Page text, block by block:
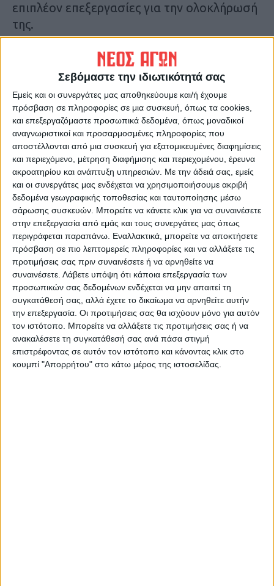
Σεβόμαστε την ιδιωτικότητά σας
Εμείς και οι συνεργάτες μας αποθηκεύουμε και/ή έχουμε
πρόσβαση σε πληροφορίες σε μια συσκευή, όπως τα cookies,
και επεξεργαζόμαστε προσωπικά δεδομένα, όπως μοναδικοί
αναγνωριστικοί και προσαρμοσμένες πληροφορίες που
αποστέλλονται από μια συσκευή για εξατομικευμένες διαφημίσεις
και περιεχόμενο, μέτρηση διαφήμισης και περιεχομένου, έρευνα
ακροατηρίου και ανάπτυξη υπηρεσιών. Με την άδειά σας, εμείς
και οι συνεργάτες μας ενδέχεται να χρησιμοποιήσουμε ακριβή
δεδομένα γεωγραφικής τοποθεσίας και ταυτοποίησης μέσω
σάρωσης συσκευών. Μπορείτε να κάνετε κλικ για να συναινέσετε
στην επεξεργασία από εμάς και τους συνεργάτες μας όπως
περιγράφεται παραπάνω. Εναλλακτικά, μπορείτε να αποκτήσετε
πρόσβαση σε πιο λεπτομερείς πληροφορίες και να αλλάξετε τις
προτιμήσεις σας πριν συναινέσετε ή να αρνηθείτε να
συναινέσετε. Λάβετε υπόψη ότι κάποια επεξεργασία των
προσωπικών σας δεδομένων ενδέχεται να μην απαιτεί τη
συγκατάθεσή σας, αλλά έχετε το δικαίωμα να αρνηθείτε αυτήν
την επεξεργασία. Οι προτιμήσεις σας θα ισχύουν μόνο για αυτόν
τον ιστότοπο. Μπορείτε να αλλάξετε τις προτιμήσεις σας ή να
ανακαλέσετε τη συγκατάθεσή σας ανά πάσα στιγμή
επιστρέφοντας σε αυτόν τον ιστότοπο και κάνοντας κλικ στο
κουμπί "Απορρήτου" στο κάτω μέρος της ιστοσελίδας.
επιπλέον επεξεργασίες για την ολοκλήρωσή
της.
Αναλυτικότερα στην εφημερίδα Νέος Αγών
Τελευταίες Ειδήσεις Σήμερα
Ακολούθησε την εφημερίδα ΝΕΟΣ
ΑΓΩΝ στο Google News!
Όλες οι εξελίξεις στην περιοχή της
Καρδίτσας και ευρύτερα της Θεσσαλίας
ΠΡΟΗΓΟΥΜΕΝΟ ΑΡΘΡΟ
«Βαλτωμένα» τα έργα
αποκατάστασης στη
Θεσσαλία, κίνδυνος απώλειας
χρηματοδότησης από το
Ταμείο Ανάκαμψης
ΕΠΟΜΕΝΟ ΑΡΘΡΟ
Στη... μάχη 26 Κινητές
Μονάδες Υγείας για την
περίθαλψη πολιτών στη
Θεσσαλία